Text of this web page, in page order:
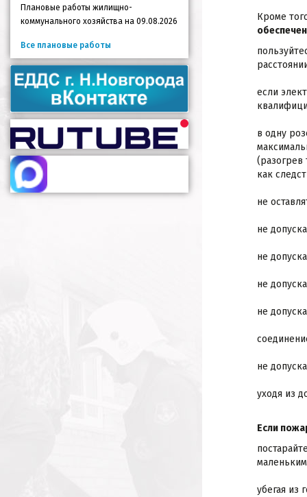
Плановые работы жилищно-
коммунального хозяйства на 09.08.2026
Все плановые работы
Кроме
если
в одну
(разогрев
как
не
не
не
не
не
не
уходя из
Если
убегая из